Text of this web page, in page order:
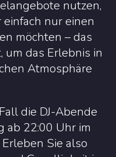
nutzen,
nur einen
möchten – das
um das Erlebnis in
Atmosphäre
die DJ-Abende
ab 22:00 Uhr im
Sie also